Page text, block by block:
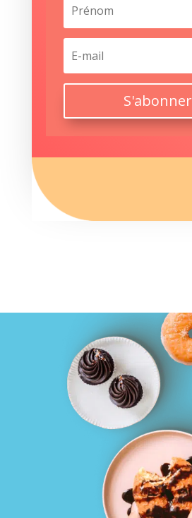
S'abonner